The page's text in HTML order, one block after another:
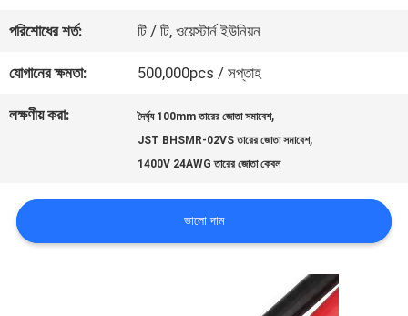
আমাদের
সাথে
যোগাযোগ
মামলা
পরিশোধের শর্ত: টি / টি, ওয়েস্টার্ন ইউনিয়ন
যোগানের ক্ষমতা: 500,000pcs / সপ্তাহ
লক্ষণীয় করা: দৈর্ঘ্য 100mm তারের জোতা সমাবেশ,
JST BHSMR-02VS তারের জোতা সমাবেশ,
1400V 24AWG তারের জোতা কেবল
ভালো দাম